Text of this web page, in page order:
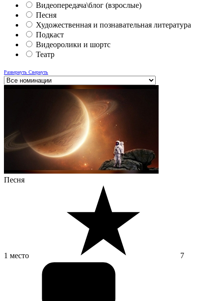
Видеопередача\блог (взрослые)
Песня
Художественная и познавательная литература
Подкаст
Видеоролики и шортс
Театр
Развернуть Свернуть
Песня
1 место 7